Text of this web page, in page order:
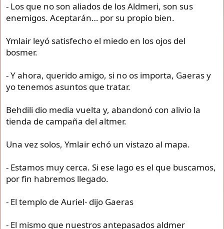
- Los que no son aliados de los Aldmeri, son sus
enemigos. Aceptarán… por su propio bien.
Ymlair leyó satisfecho el miedo en los ojos del
bosmer.
- Y ahora, querido amigo, si no os importa, Gaeras y
yo tenemos asuntos que tratar.
Behdili dio media vuelta y, abandonó con alivio la
tienda de campaña del altmer.
Una vez solos, Ymlair echó un vistazo al mapa.
- Estamos muy cerca. Si ese lago es el que buscamos,
por fin habremos llegado.
- El templo de Auriel- dijo Gaeras
- El mismo que nuestros antepasados aldmer